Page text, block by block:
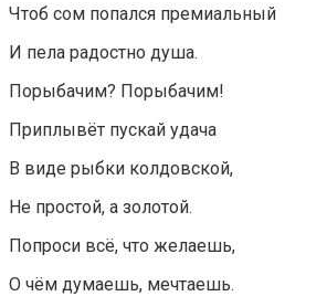
Чтоб сом попался премиальный
И пела радостно душа.
Порыбачим? Порыбачим!
Приплывёт пускай удача
В виде рыбки колдовской,
Не простой, а золотой.
Попроси всё, что желаешь,
О чём думаешь, мечтаешь.